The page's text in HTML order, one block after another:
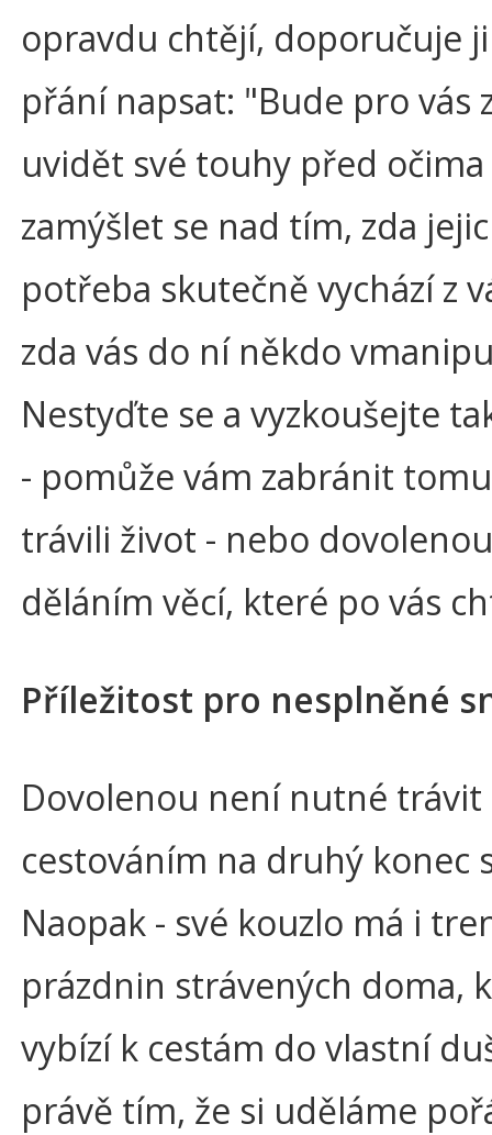
opravdu chtějí, doporučuje
přání napsat: "Bude pro vás
uvidět své touhy před očima
zamýšlet se nad tím, zda
potřeba skutečně vychází z
zda vás do ní někdo
Nestyďte se a vyzkoušejte
- pomůže vám zabránit
trávili život - nebo
děláním věcí, které po vás
Příležitost pro nesplněné
Dovolenou není nutné trávit
cestováním na druhý konec
Naopak - své kouzlo má i
prázdnin strávených doma,
vybízí k cestám do vlastní
právě tím, že si uděláme